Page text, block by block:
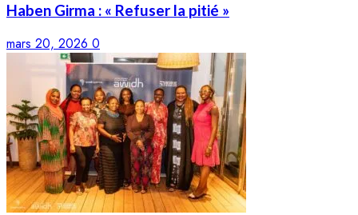
Haben Girma : « Refuser la pitié »
mars 20, 2026 0